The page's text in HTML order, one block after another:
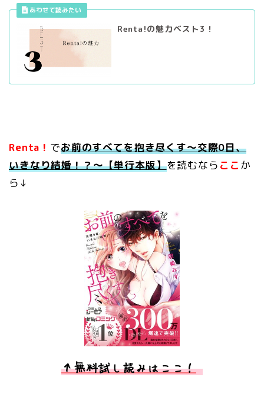
Renta!の魅力ベスト3！
Renta！ でお前のすべてを抱き尽くす～交際0日、
いきなり結婚！？～【単行本版】を読むなら ここ か
ら↓
↑無料試し読みはここ！